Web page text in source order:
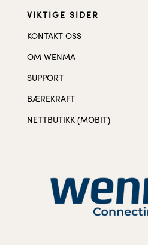
VIKTIGE SIDER
KONTAKT OSS
OM WENMA
SUPPORT
BÆREKRAFT
NETTBUTIKK (MOBIT)